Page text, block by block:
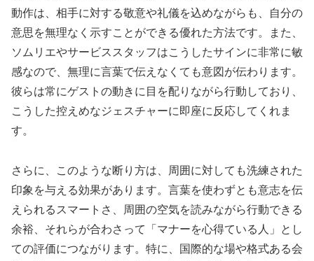
動作は、相手に対する敬意や礼儀を込めながらも、自分の
意思を無理なく示すことができる優れた方法です。また、
ソムリエやサービススタッフはこうしたサインに非常に敏
感なので、無理に言葉で伝えなくても意図が伝わります。
彼らは常にゲストの動きに目を配りながら行動しており、
こうした控えめなジェスチャーに即座に反応してくれま
す。
さらに、このような断り方は、周囲に対しても洗練された
印象を与える効果があります。言葉を使わずとも意志を伝
えられるスマートさ、周囲の空気を読みながら行動できる
余裕、それらが合わさって「マナーを心得ている人」とし
ての評価につながります。特に、国際的な場や格式ある会